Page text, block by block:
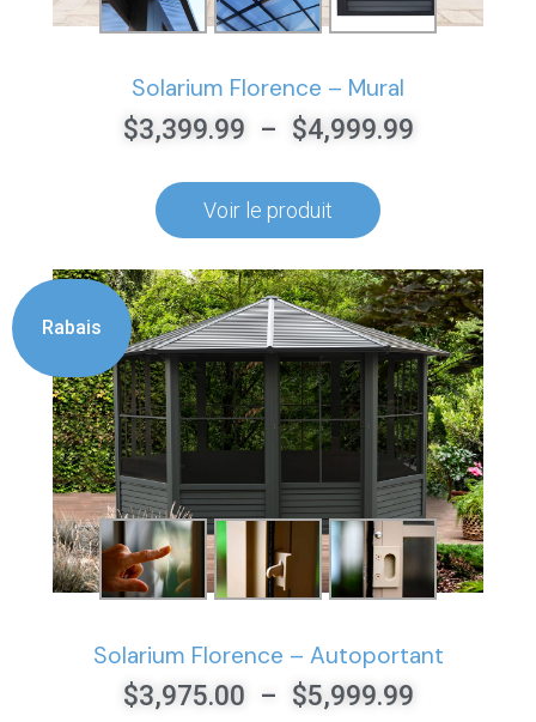
Solarium Florence – Mural
$3,399.99 – $4,999.99
Voir le produit
Rabais
Solarium Florence – Autoportant
$3,975.00 – $5,999.99